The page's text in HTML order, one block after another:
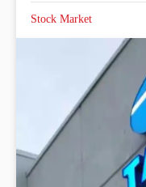
Stock Market